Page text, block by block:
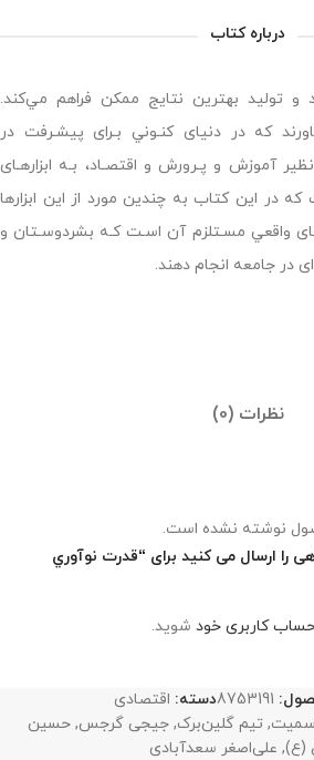
درباره کتاب
ﺗﻮﻟﻴﺪ ﺑﻬﺘﺮﻳﻦ ﻧﺘﺎﻳﺞ ﻣﻤﻜﻦ ﻓﺮاﻫﻢ ﻣﻲﻛﻨﺪ.
ﻛﻪ در دﻧﻴﺎى ﻛﻨـﻮﻧﻲ ﺑـﺮاى ﭘﻴﺸـﺮﻓﺖ در
آﻣﻮزش و ﭘـﺮورش و اﻗﺘﺼـﺎد، ﺑـﻪ اﺑﺰارﻫـﺎى
در اﻳﻦ ﻛﺘﺎب ﺑﻪ ﭼﻨﺪﻳﻦ ﻣﻮرد از اﻳﻦ اﺑﺰارﻫﺎ
واﻗﻌﻲ ﻣﺴـﺘﻠﺰم آن اﺳـﺖ ﻛـﻪ ﺑﺸﺮدوﺳـﺘﺎن و
در ﺟﺎﻣﻌﻪ اﻧﺠﺎم دﻫﻨﺪ.
نظرات (0)
نوشته نشده است.
را ارسال می کنید برای “قدرت نوآوري
حساب کاربری خود شوید.
8753191دسته: اقتصادی
, تیم گلین‌برک, جیجی گرجس, حسین
(ع), علی‌اصغر سعدآبادی